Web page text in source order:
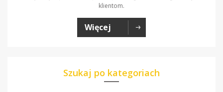
klientom.
Więcej
Szukaj po kategoriach